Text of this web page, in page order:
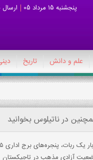
پنجشنبه 15 مرداد 05
علم و دانش تاریخ
در ناتیلوس بخوانید
ربات، پنجره‌های برج اداری ۴۵ طبقه را تمیز کرد
آزادی مذهب در تاجیکستان